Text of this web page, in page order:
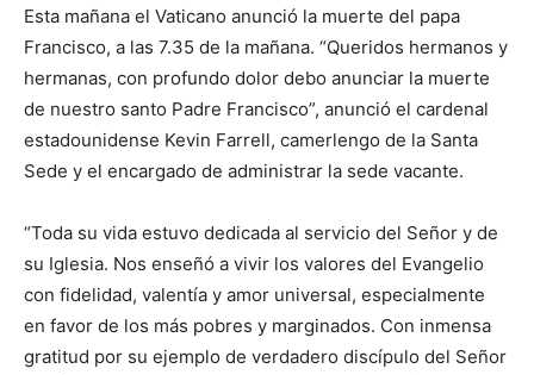
Esta mañana el Vaticano anunció la muerte del papa
Francisco, a las 7.35 de la mañana. “Queridos hermanos y
hermanas, con profundo dolor debo anunciar la muerte
de nuestro santo Padre Francisco”, anunció el cardenal
estadounidense Kevin Farrell, camerlengo de la Santa
Sede y el encargado de administrar la sede vacante.
“Toda su vida estuvo dedicada al servicio del Señor y de
su Iglesia. Nos enseñó a vivir los valores del Evangelio
con fidelidad, valentía y amor universal, especialmente
en favor de los más pobres y marginados. Con inmensa
gratitud por su ejemplo de verdadero discípulo del Señor